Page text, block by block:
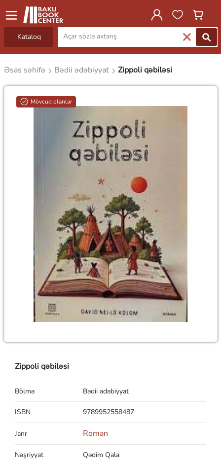
Kataloq
Əsas səhifə Bədii ədəbiyyat Zippoli qəbiləsi
Mövcud olanlar
Zippoli qəbiləsi
Bölmə Bədii ədəbiyyat
ISBN 9789952558487
Janr Roman
Nəşriyyat Qədim Qala